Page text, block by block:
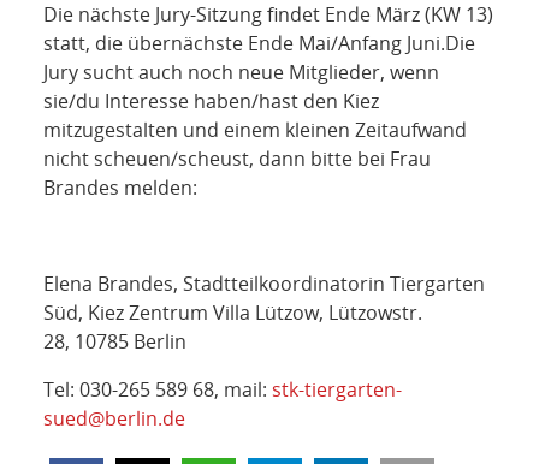
Die nächste Jury-Sitzung findet Ende März (KW 13)
statt, die übernächste Ende Mai/Anfang Juni.Die
Jury sucht auch noch neue Mitglieder, wenn
sie/du Interesse haben/hast den Kiez
mitzugestalten und einem kleinen Zeitaufwand
nicht scheuen/scheust, dann bitte bei Frau
Brandes melden:
Elena Brandes, Stadtteilkoordinatorin Tiergarten
Süd, Kiez Zentrum Villa Lützow, Lützowstr.
28, 10785 Berlin
Tel: 030-265 589 68, mail: stk-tiergarten-
sued@berlin.de